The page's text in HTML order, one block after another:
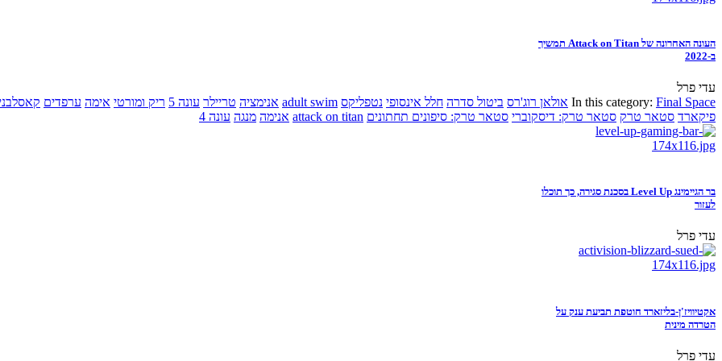
העונה האחרונה של Attack on Titan תמשיך
ב-2022
עדי פרל
In this category: Final Space אולאן רוג'רס ביטול סדרה חלל אינסופי נטפליקס adult swim אנימציה טריילר עונה 5 ריק ומורטי אימה ערפדים
פיקארד סטאר טרק סטאר טרק: דיסקוברי סטאר טרק: סיפונים תחתונים attack on titan אנימה מנגה עונה 4
בר הגיימינג Level Up בסכנת סגירה, כך תוכלו
לעזור
עדי פרל
אקטיוויז'ן-בליזארד חוטפת תביעת ענק על
הטרדה מינית
עדי פרל